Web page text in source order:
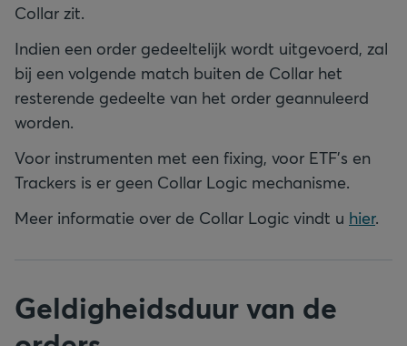
Collar zit.
Indien een order gedeeltelijk wordt uitgevoerd, zal
bij een volgende match buiten de Collar het
resterende gedeelte van het order geannuleerd
worden.
Voor instrumenten met een fixing, voor ETF’s en
Trackers is er geen Collar Logic mechanisme.
Meer informatie over de Collar Logic vindt u hier.
Geldigheidsduur van de